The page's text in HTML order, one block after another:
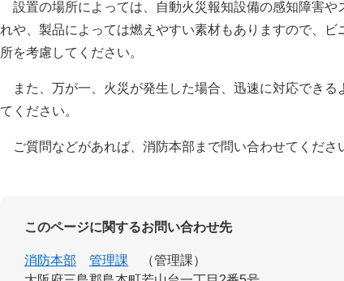
設置の場所によっては、自動火災報知設備の感知障害や
れや、製品によっては燃えやすい素材もありますので、
所を考慮してください。
また、万が一、火災が発生した場合、迅速に対応できる
てください。
ご質問などがあれば、消防本部まで問い合わせてくださ
このページに関するお問い合わせ先
消防本部 管理課
管理課